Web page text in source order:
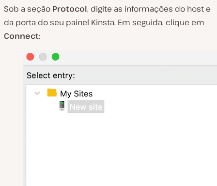
Sob a seção Protocol, digite as informações do host e
da porta do seu painel Kinsta. Em seguida, clique em
Connect: